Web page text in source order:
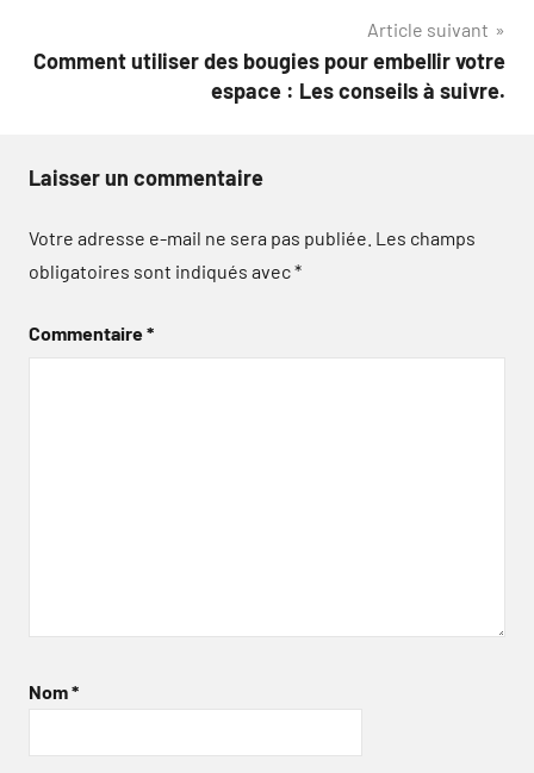
Article suivant
Comment utiliser des bougies pour embellir votre
espace : Les conseils à suivre.
Laisser un commentaire
Votre adresse e-mail ne sera pas publiée. Les champs
obligatoires sont indiqués avec*
Commentaire*
Nom*